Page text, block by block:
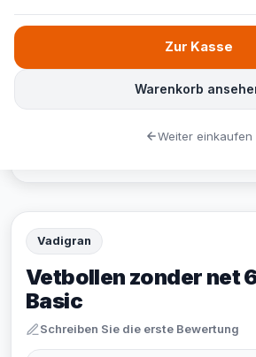
Vadigran
Vetbollen zonder net
Basic
Schreiben Sie die erste Bewertung
Warenkorb
Zur Kasse
Weiter einkaufen